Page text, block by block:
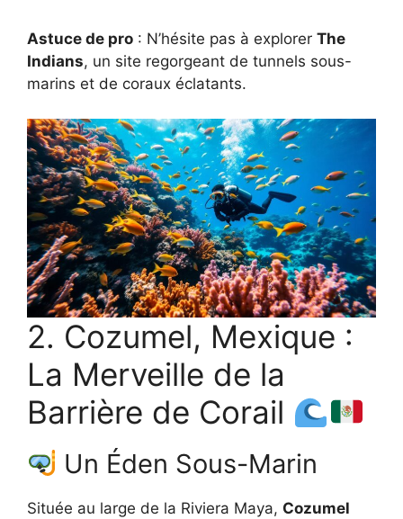
Astuce de pro : N’hésite pas à explorer The
Indians, un site regorgeant de tunnels sous-
marins et de coraux éclatants.
2. Cozumel, Mexique :
La Merveille de la
Barrière de Corail
Un Éden Sous-Marin
Située au large de la Riviera Maya, Cozumel